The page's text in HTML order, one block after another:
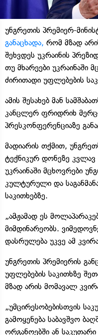
უნგრეთის პრემიერ-
განაცხადა, რომ მზად
შეხვდეს უკრაინის
თუ მხარეები უკრაინაში
ძირითადი უფლებების
ამის შესახებ მან
კანცლერ ფრიდრიხ
პრესკონფერენციაზე
მადიარის თქმით,
ტექნიკურ დონეზე კვლავ
უკრაინაში მცხოვრები
კულტურული და
საკითხებზე.
„ამჟამად ეს
მიმდინარეობს.
დასრულება უკვე ამ
უნგრეთის პრემიერის
უფლებების საკითხზე
მზად არის მომავალ
„უმცირესობებისთვის
გამოყენება საბავშვო
ორგანოებში ან